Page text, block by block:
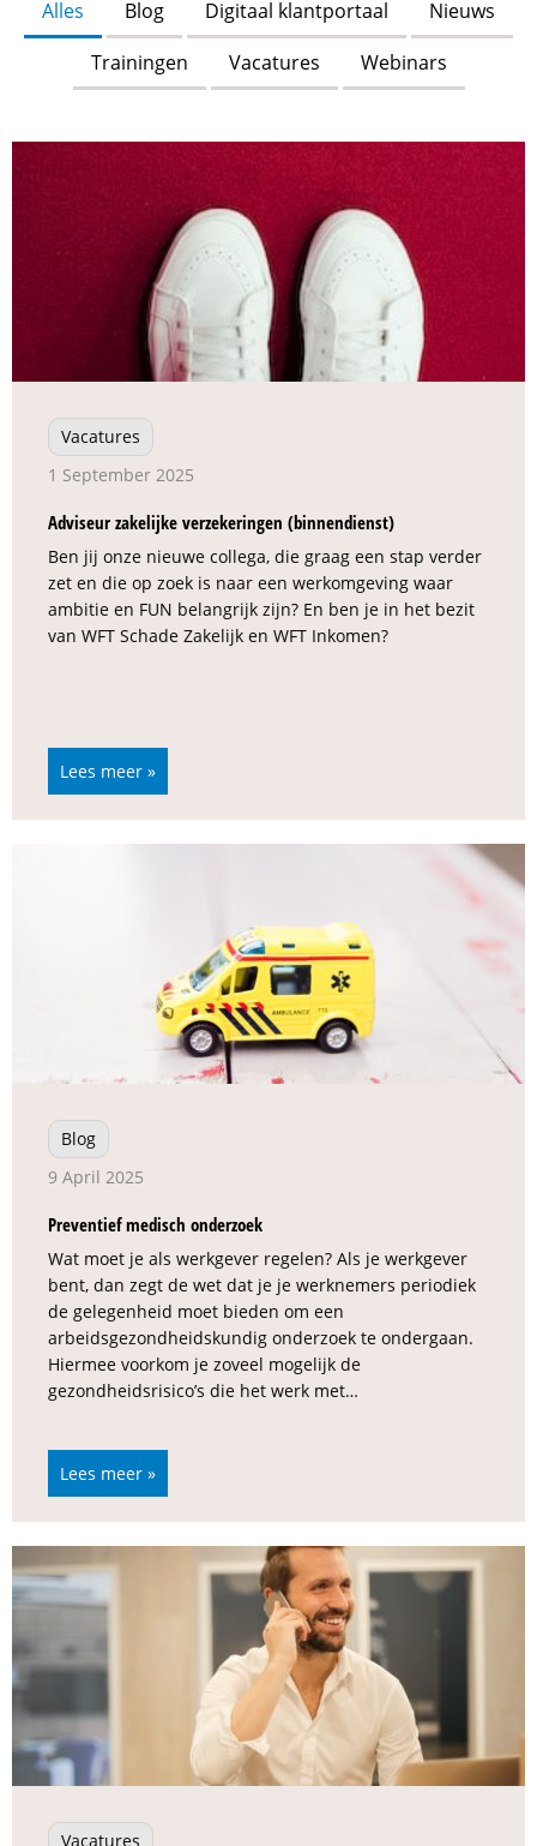
Alles Blog Digitaal klantportaal
Nieuws
Trainingen
Vacatures Webinars
Vacatures
1 September 2025
Adviseur zakelijke verzekeringen (binnendienst)
Ben jij onze nieuwe collega, die graag een stap verder
zet en die op zoek is naar een werkomgeving waar
ambitie en FUN belangrijk zijn? En ben je in het bezit
van WFT Schade Zakelijk en WFT Inkomen?
Lees meer »
Blog
9 April 2025
Preventief medisch onderzoek
Wat moet je als werkgever regelen? Als je werkgever
bent, dan zegt de wet dat je je werknemers periodiek
de gelegenheid moet bieden om een
arbeidsgezondheidskundig onderzoek te ondergaan.
Hiermee voorkom je zoveel mogelijk de
gezondheidsrisico’s die het werk met…
Lees meer »
Vacatures